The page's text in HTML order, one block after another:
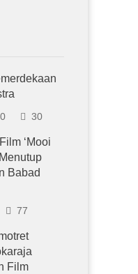
0 30
‘Mooi
Babad
77
Film